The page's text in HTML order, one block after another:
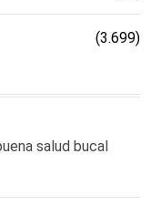
(3.699)
salud bucal